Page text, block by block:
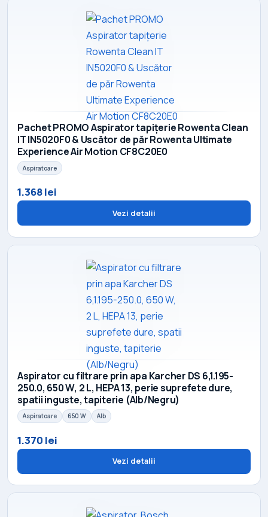
Pachet PROMO Aspirator tapițerie Rowenta Clean
IT IN5020F0 & Uscător de păr Rowenta Ultimate
Experience Air Motion CF8C20E0
Aspiratoare
1.368 lei
Vezi detalii
Aspirator cu filtrare prin apa Karcher DS 6,1.195-
250.0, 650 W, 2 L, HEPA 13, perie suprefete dure,
spatii inguste, tapiterie (Alb/Negru)
Aspiratoare 650 W Alb
1.370 lei
Vezi detalii